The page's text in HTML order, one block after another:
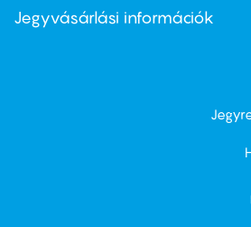
second
Jegyvásárlási információk